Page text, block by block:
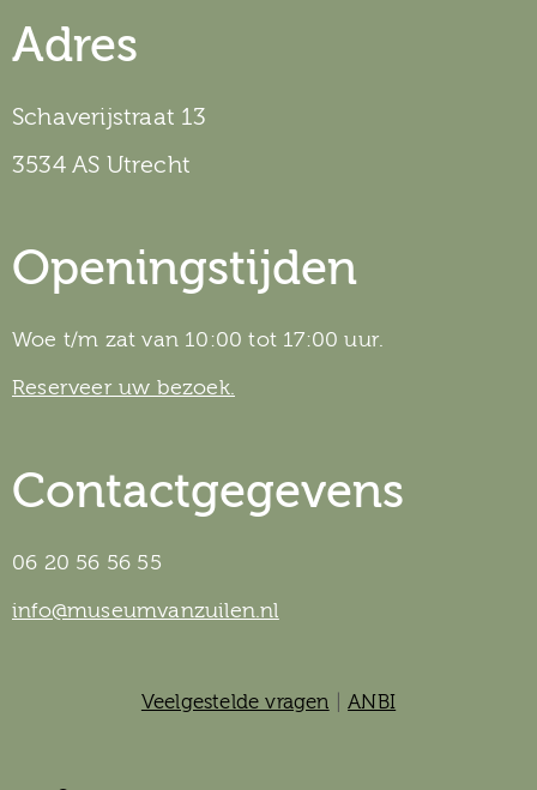
Adres
Schaverijstraat 13
3534 AS Utrecht
Openingstijden
Woe t/m zat van 10:00 tot 17:00 uur.
Reserveer uw bezoek.
Contactgegevens
06 20 56 56 55
info@museumvanzuilen.nl
Veelgestelde vragen |ANBI